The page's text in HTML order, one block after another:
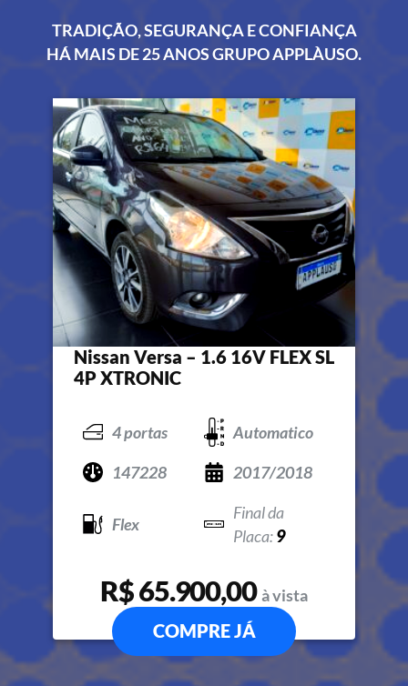
TRADIÇÃO, SEGURANÇA E CONFIANÇA
HÁ MAIS DE 25 ANOS GRUPO APPLÀUSO.
Nissan Versa – 1.6 16V FLEX SL
4P XTRONIC
4 portas
Automatico
147228
2017/2018
Flex
9
R$ 65.900,00à vista
COMPRE JÁ